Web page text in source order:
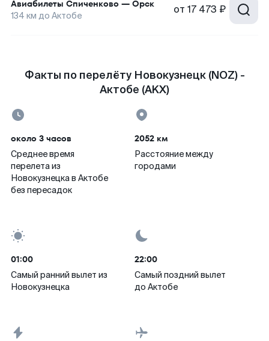
Авиабилеты Спиченково — Орск
134 км до Актобе от 17 473 ₽
Факты по перелёту Новокузнецк (NOZ) -
Актобе (AKX)
около 3 часов
Среднее время
перелета из
Новокузнецка в Актобе
без пересадок
2052 км
Расстояние между
городами
01:00
Самый ранний вылет из
Новокузнецка
22:00
Самый поздний вылет
до Актобе